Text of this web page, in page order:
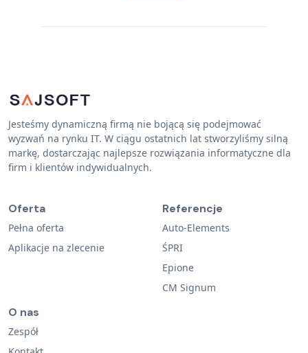
Jesteśmy dynamiczną firmą nie bojącą się podejmować
wyzwań na rynku IT. W ciągu ostatnich lat stworzyliśmy silną
markę, dostarczając najlepsze rozwiązania informatyczne dla
firm i klientów indywidualnych.
Oferta
Pełna oferta
Aplikacje na zlecenie
Referencje
Auto-Elements
ŚPRI
Epione
CM Signum
O nas
Zespół